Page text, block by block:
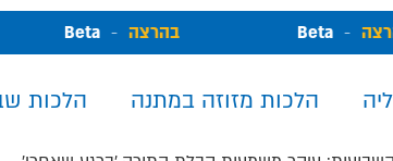
בהרצה בהרצה
הלכות מזוזה במתנה הלכות